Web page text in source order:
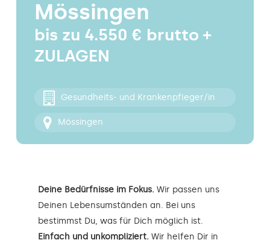
KontaktMössingen
bis zu 4.550 € brutto +
ZULAGEN
Gesundheits- und Krankenpfleger/in
Mössingen
Deine Bedürfnisse im Fokus. Wir passen uns
Deinen Lebensumständen an. Bei uns
bestimmst Du, was für Dich möglich ist.
Einfach und unkompliziert. Wir helfen Dir in